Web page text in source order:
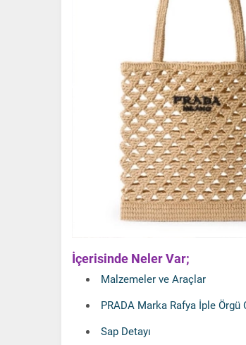
İçerisinde Neler Var;
Malzemeler ve Araçlar
PRADA Marka Rafya İple Örgü
Sap Detayı